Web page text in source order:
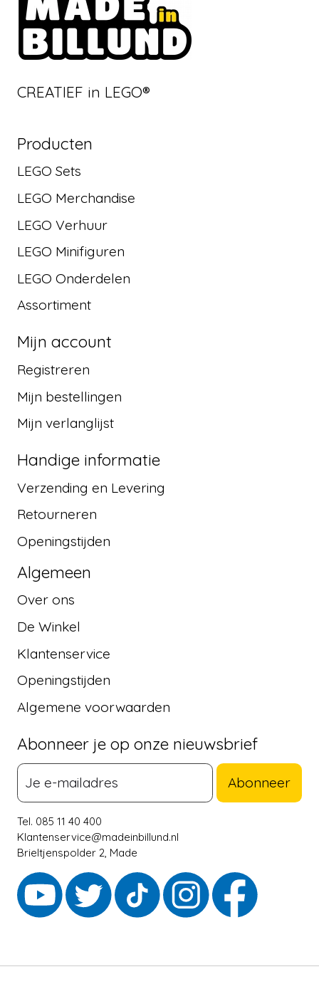
CREATIEF in LEGO®
Producten
LEGO Sets
LEGO Merchandise
LEGO Verhuur
LEGO Minifiguren
LEGO Onderdelen
Assortiment
Mijn account
Registreren
Mijn bestellingen
Mijn verlanglijst
Handige informatie
Verzending en Levering
Retourneren
Openingstijden
Algemeen
Over ons
De Winkel
Klantenservice
Openingstijden
Algemene voorwaarden
Abonneer je op onze nieuwsbrief
Abonneer
Tel. 085 11 40 400
Klantenservice@madeinbillund.nl
Brieltjenspolder 2, Made